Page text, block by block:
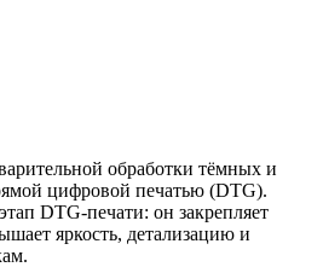
обработки тёмных и
цифровой печатью (DTG).
DTG-печати: он закрепляет
яркость, детализацию и